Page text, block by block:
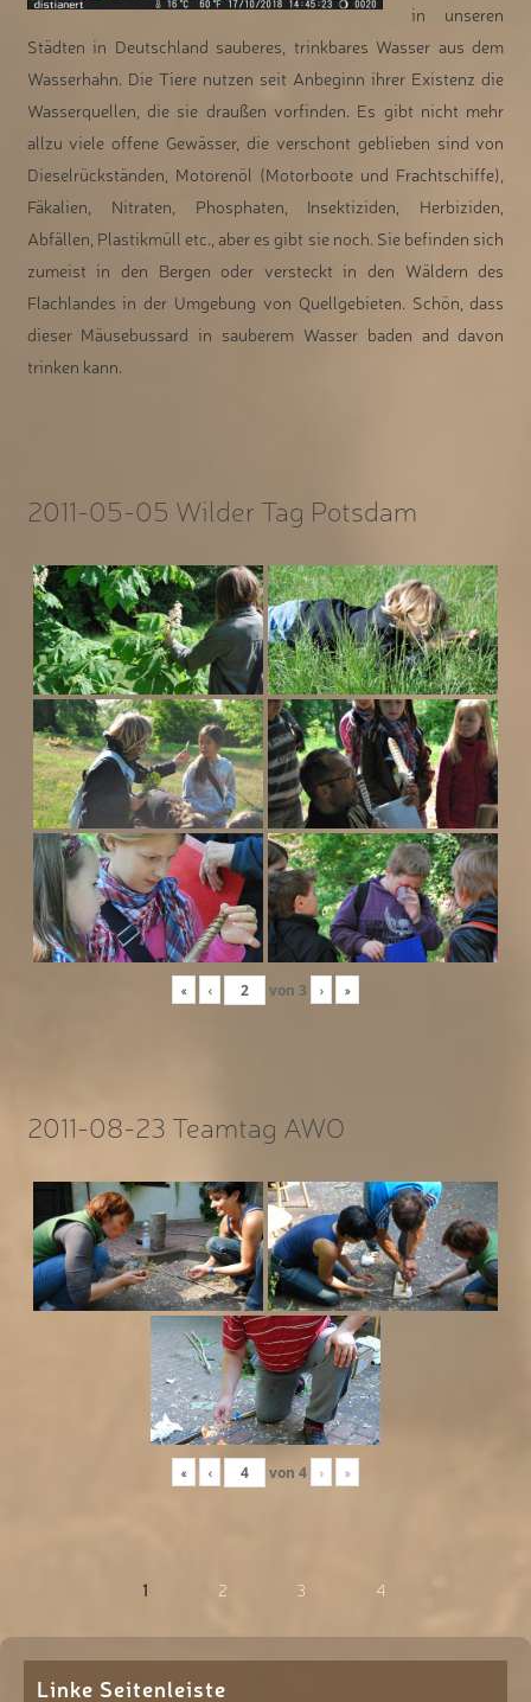
in unseren
Städten in Deutschland sauberes, trinkbares Wasser aus dem
Wasserhahn. Die Tiere nutzen seit Anbeginn ihrer Existenz die
Wasserquellen, die sie draußen vorfinden. Es gibt nicht mehr
allzu viele offene Gewässer, die verschont geblieben sind von
Dieselrückständen, Motorenöl (Motorboote und Frachtschiffe),
Fäkalien, Nitraten, Phosphaten, Insektiziden, Herbiziden,
Abfällen, Plastikmüll etc., aber es gibt sie noch. Sie befinden sich
zumeist in den Bergen oder versteckt in den Wäldern des
Flachlandes in der Umgebung von Quellgebieten. Schön, dass
dieser Mäusebussard in sauberem Wasser baden and davon
trinken kann.
2011-05-05 Wilder Tag Potsdam
« ‹ von 3 › »
2011-08-23 Teamtag AWO
« ‹ von 4 › »
1 2 3 4
Linke Seitenleiste